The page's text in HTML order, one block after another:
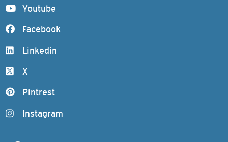
Youtube
Facebook
Linkedin
X
Pintrest
Instagram